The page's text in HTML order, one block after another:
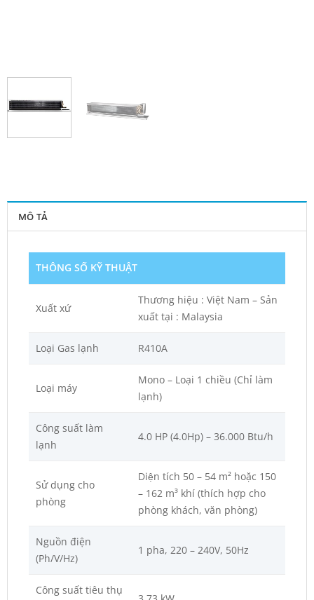
MÔ TẢ
THÔNG SỐ KỸ THUẬT
Xuất xứ
Thương hiệu : Việt Nam – Sản
xuất tại : Malaysia
Loại Gas lạnh R410A
Loại máy
Mono – Loại 1 chiều (Chỉ làm
lạnh)
Công suất làm
lạnh
4.0 HP (4.0Hp) – 36.000 Btu/h
Sử dụng cho
phòng
Diện tích 50 – 54 m² hoặc 150
– 162 m³ khí (thích hợp cho
phòng khách, văn phòng)
Nguồn điện
(Ph/V/Hz)
1 pha, 220 – 240V, 50Hz
Công suất tiêu thụ